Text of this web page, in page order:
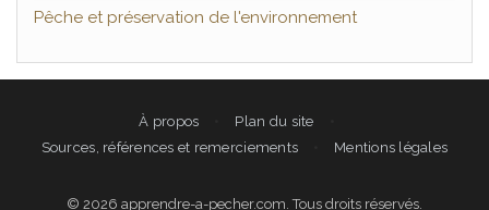
Pêche et préservation de l'environnement
À propos
Plan du site
Sources, références et remerciements
Mentions légales
© 2026 apprendre-a-pecher.com. Tous droits réservés.